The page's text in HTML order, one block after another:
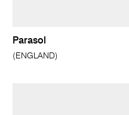
Parasol
(ENGLAND)